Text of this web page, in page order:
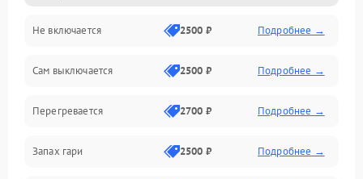
Не включается 2500 ₽ Подробнее →
Сам выключается 2500 ₽ Подробнее →
Перегревается 2700 ₽ Подробнее →
Запах гари 2500 ₽ Подробнее →